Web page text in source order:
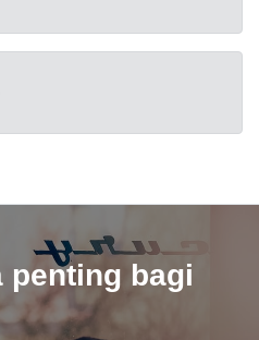
penting bagi